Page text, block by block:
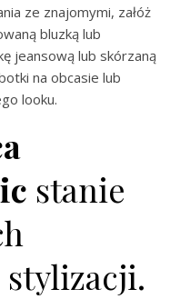
ze znajomymi, załóż
bluzką lub
jeansową lub skórzaną
na obcasie lub
looku.
stanie